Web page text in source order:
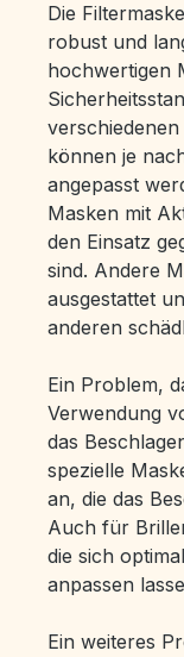
Die
robust und
hochwertigen
können je
angepasst
Masken mit
den Einsatz
sind. Andere
ausgestattet
anderen
Ein Problem,
Verwendung
das
spezielle
an, die das
Auch für
die sich
anpassen
Ein weiteres